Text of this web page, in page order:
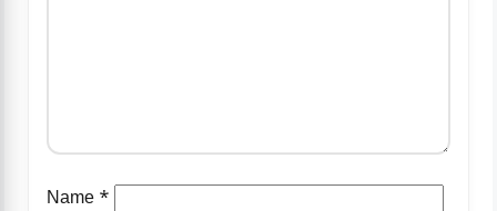
Name *